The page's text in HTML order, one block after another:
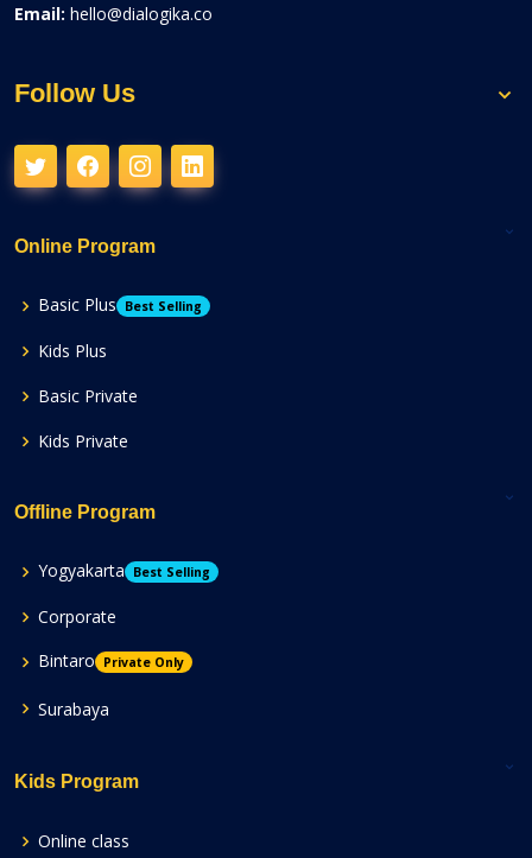
Email: hello@dialogika.co
Follow Us
Online Program
Basic Plus Best Selling
Kids Plus
Basic Private
Kids Private
Offline Program
Yogyakarta Best Selling
Corporate
Bintaro
Private Only
Surabaya
Kids Program
Online class